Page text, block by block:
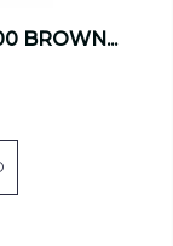
BROWN...